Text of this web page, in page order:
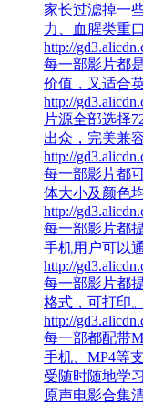
家长过滤掉一
力、血腥类重
http://
每一部影片都
价值，又适合
http://
片源全部选择
出众，完美兼
http://
每一部影片都
体大小及颜色
http://
每一部影片都
手机用户可以
http://
每一部影片都
格式，可打印。
http://
每一部都配带
手机、MP4等
受随时随地学
原声电影合集